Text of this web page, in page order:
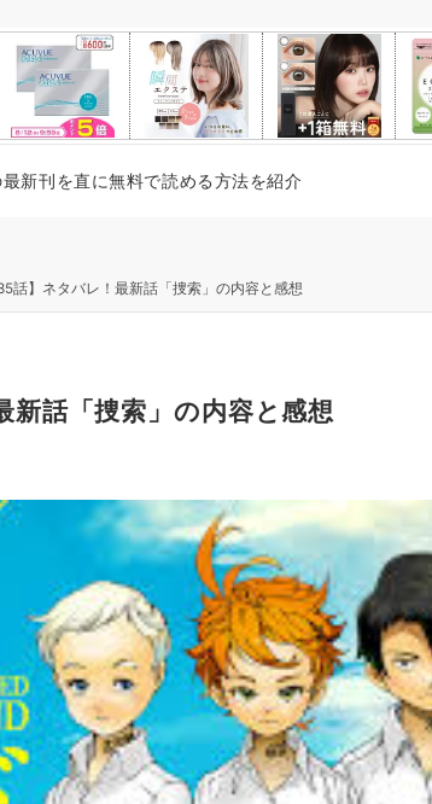
新刊を直に無料で読める方法を紹介
話】ネタバレ！最新話「捜索」の内容と感想
話「捜索」の内容と感想